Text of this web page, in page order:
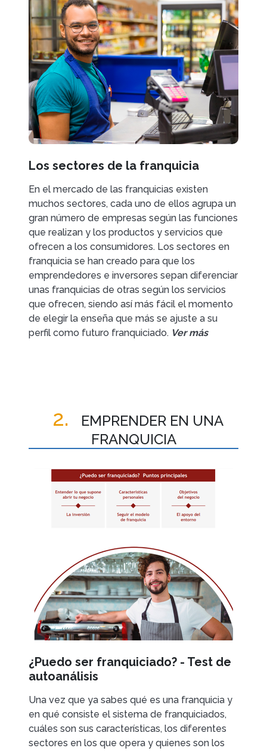
Los sectores de la franquicia
En el mercado de las franquicias existen
muchos sectores, cada uno de ellos agrupa un
gran número de empresas según las funciones
que realizan y los productos y servicios que
ofrecen a los consumidores. Los sectores en
franquicia se han creado para que los
emprendedores e inversores sepan diferenciar
unas franquicias de otras según los servicios
que ofrecen, siendo así más fácil el momento
de elegir la enseña que más se ajuste a su
perfil como futuro franquiciado. Ver más
2.
EMPRENDER EN UNA
FRANQUICIA
¿Puedo ser franquiciado? - Test de
autoanálisis
Una vez que ya sabes qué es una franquicia y
en qué consiste el sistema de franquiciados,
cuáles son sus características, los diferentes
sectores en los que opera y quienes son los